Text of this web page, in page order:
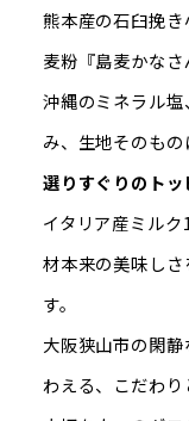
熊本産の石臼挽
麦粉『島麦かなさ
沖縄のミネラル
み、生地そのもの
選りすぐりのトッ
イタリア産ミル
材本来の美味し
す。
大阪狭山市の閑
わえる、こだわり